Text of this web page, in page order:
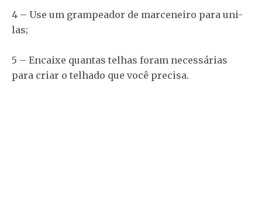
4 – Use um grampeador de marceneiro para uni-
las;
5 – Encaixe quantas telhas foram necessárias
para criar o telhado que você precisa.